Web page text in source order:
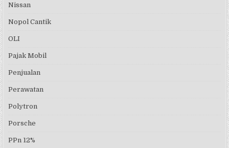
Nissan
Nopol Cantik
OLI
Pajak Mobil
Penjualan
Perawatan
Polytron
Porsche
PPn 12%